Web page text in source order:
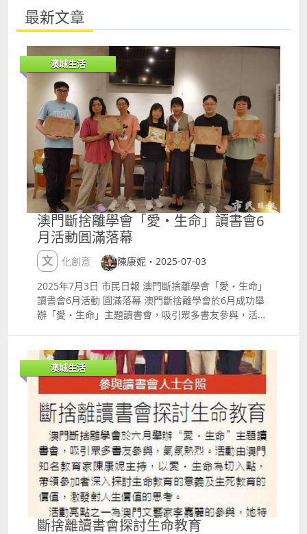
httpswww.studiocitymacau.comtcoffermelcostyler
esidencyconcertjoeyyung EPEX｜2025 EPEX 3rd
CONCERT 青春匮乏 in Macau 日期及時間： 2025年5
月3日 （星期六 下午 200、晚上700） 地點：「澳門銀
河」 G Box 門票價錢 澳門幣港幣： $1,438 $938 $738
詳情：
httpswww.galaxymacau.comzhhantoffersentertain
mentepex3rdconcertmacau 周華健｜周華健【少年
俠客】巡回演唱會－澳門站 日期及時間： 2025年5月2
至3日 （星期五、六 晚上800） 地點：銀河綜藝館 門
票價錢 澳門幣港幣人民幣：$1,288 $1,028 $788 $588
$468 詳情：
httpsgmicc.comzhhantoffersentertainmentgalaxy
macautmpresentswakinchauworldtourlivemacau
icyball 冰球樂團 ｜「早安 晚安 好喜歡」2025 Day By
Day 演唱會 日期及時間：2025年5月4日（星期日）下
午 500 地點：「澳門百老匯TM」 百老匯舞台 門票價
錢 澳門幣港幣： $780 $680 $580 $480 詳情：
httpswww.broadwaymacau.com.mozhhanteventic
yball2025daydayconcert 朴珪斌｜GYUBIN First Fan
Con in Macau 日期及時間： 2025年5月10日 （星期
六 晚上 600） 地點：「澳門銀河」 G Box 門票價錢 澳
門幣港幣： $1,288 $888 鄭秀文｜You amp; Mi 鄭秀
文澳門演唱會2025 日期及時間：2025年5月9 至11
日、5月16至 18日、5月24至 25日＝ 地點：澳門威尼
斯人綜藝館 門票價錢 澳門幣港幣： $1,488 $988 $688
詳情：
httpshk.venetianmacao.comentertainmentsammic
heng2025.html TXT｜TOMORROW X TOGETHER
WORLD TOUR lt; ACT PROMISE gt; EP. 2 IN MACAU
日期及時間：2025年5月9至 11日（星期五至日）晚上
800 、晚上700、下午 400 地點：銀河綜藝館 門票價錢
澳門幣港幣：$1,999 $1,799 $1,499 $1,199 $799 詳
情：
httpswww.galaxymacau.comzhhantoffersentertain
menttomorrowxtogetherworldtourep2macau BTS
JHOPE｜jhope Tour 'HOPE ON THE STAGE' IN
節慶盛事 環保自然
最新文章
澳城生活
澳門斷捨離學會「愛・生命」讀書會6
月活動圓滿落幕
文化創意
陳康妮・2025-07-03
2025年7月3日 市民日報 澳門斷捨離學會「愛・生命」
讀書會6月活動 圓滿落幕 澳門斷捨離學會於6月成功舉
辦「愛・生命」主題讀書會，吸引眾多書友參與，活動
點，帶領參加者深入探討生命教育的意義及生死教育的
價值，激發大家對人生價值的思考。陳康妮以其豐富的
教育經驗，分享如何透過繪本故事向年輕一代傳遞澳門
的文化與價值，強調「說好澳門故事」的重要性，引導
參與者以閱讀滋養心靈，傳承本土文化。 活動亮點之一
為澳門文藝家李嘉麗的參與，她特別為本次讀書會設計
了一系列獨具匠心的環保信封，融入澳門文化元素，展
現簡約與創意的結合。這些信封不僅實用，更傳達了斷
捨離的理念mdash;mdash;摒棄多餘、珍惜當下，讓生
活回歸本真。李嘉麗表示，設計靈感源自澳門的歷史與
自然景觀，希望透過藝術創作，讓參與者感受到「愛・
生命」的溫暖與力量。 本次活動不僅是一場心靈的洗
滌，更是一次文化與教育的交融。參與者紛紛表示，透
澳城生活
斷捨離讀書會探討生命教育